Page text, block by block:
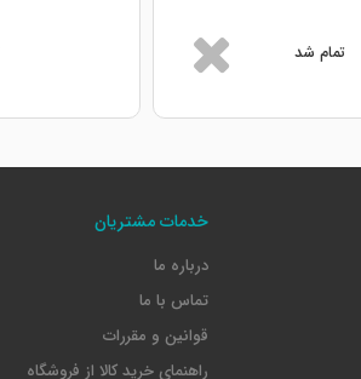
تمام شد
خدمات مشتریان
درباره ما
تماس با ما
قوانین و مقررات
راهنمای خرید کالا از فروشگاه